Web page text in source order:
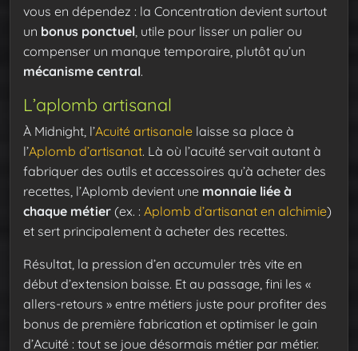
vous en dépendez : la Concentration devient surtout
un bonus ponctuel , utile pour lisser un palier ou
compenser un manque temporaire, plutôt qu’un
mécanisme central.
L’aplomb artisanal
À Midnight, l’Acuité artisanale laisse sa place à
l’Aplomb d’artisanat. Là où l’acuité servait autant à
fabriquer des outils et accessoires qu’à acheter des
recettes, l’Aplomb devient une monnaie liée à
chaque métier (ex. : Aplomb d’artisanat en alchimie)
et sert principalement à acheter des recettes.
Résultat, la pression d’en accumuler très vite en
début d’extension baisse. Et au passage, fini les «
allers-retours » entre métiers juste pour profiter des
bonus de première fabrication et optimiser le gain
d’Acuité : tout se joue désormais métier par métier.